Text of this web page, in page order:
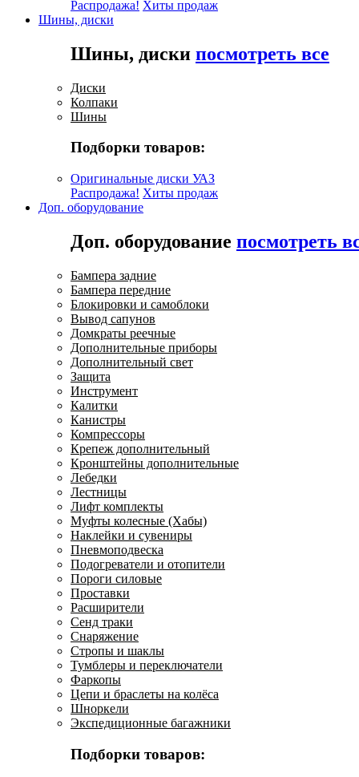
Распродажа! Хиты продаж
Шины, диски
Шины, диски посмотреть все
Диски
Колпаки
Шины
Подборки товаров:
Оригинальные диски УАЗ
Распродажа! Хиты продаж
Доп. оборудование
Доп. оборудование посмотреть
Бампера задние
Бампера передние
Блокировки и самоблоки
Вывод сапунов
Домкраты реечные
Дополнительные приборы
Дополнительный свет
Защита
Инструмент
Калитки
Канистры
Компрессоры
Крепеж дополнительный
Кронштейны дополнительные
Лебедки
Лестницы
Лифт комплекты
Муфты колесные (Хабы)
Наклейки и сувениры
Пневмоподвеска
Подогреватели и отопители
Пороги силовые
Проставки
Расширители
Сенд траки
Снаряжение
Стропы и шаклы
Тумблеры и переключатели
Фаркопы
Цепи и браслеты на колёса
Шноркели
Экспедиционные багажники
Подборки товаров: